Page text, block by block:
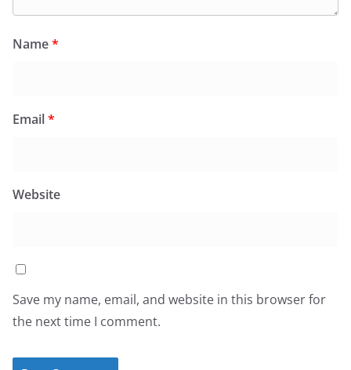
Name*
Email*
Website
Save my name, email, and website in this browser for
the next time I comment.